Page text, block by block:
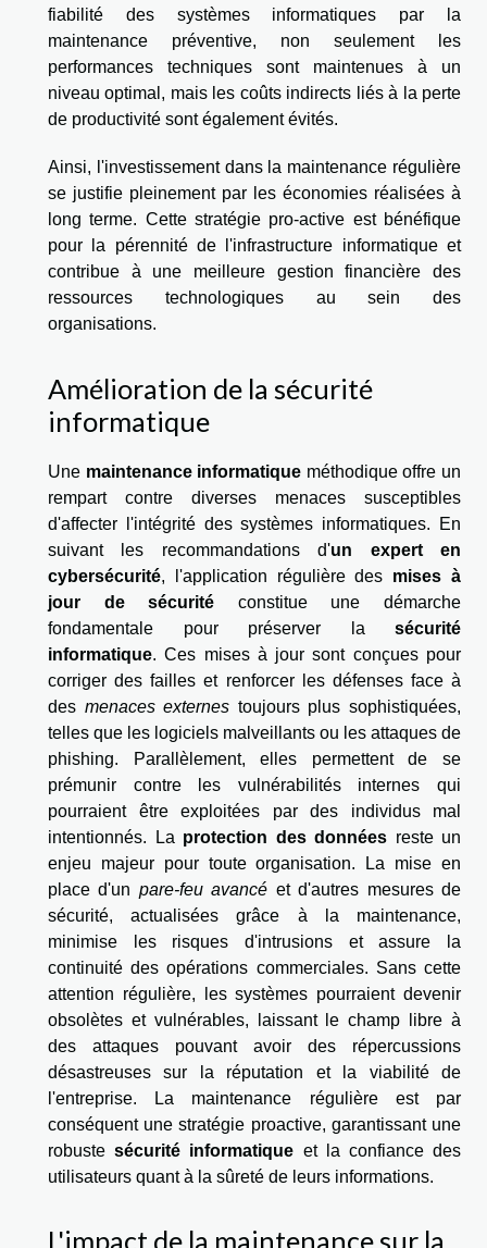
fiabilité des systèmes informatiques par la
maintenance préventive, non seulement les
performances techniques sont maintenues à un
niveau optimal, mais les coûts indirects liés à la perte
de productivité sont également évités.
Ainsi, l'investissement dans la maintenance régulière
se justifie pleinement par les économies réalisées à
long terme. Cette stratégie pro-active est bénéfique
pour la pérennité de l'infrastructure informatique et
contribue à une meilleure gestion financière des
ressources technologiques au sein des
organisations.
Amélioration de la sécurité
informatique
Une maintenance informatique méthodique offre un
rempart contre diverses menaces susceptibles
d'affecter l'intégrité des systèmes informatiques. En
suivant les recommandations d'un expert en
cybersécurité, l'application régulière des mises à
jour de sécurité constitue une démarche
fondamentale pour préserver la sécurité
informatique. Ces mises à jour sont conçues pour
corriger des failles et renforcer les défenses face à
des menaces externes toujours plus sophistiquées,
telles que les logiciels malveillants ou les attaques de
phishing. Parallèlement, elles permettent de se
prémunir contre les vulnérabilités internes qui
pourraient être exploitées par des individus mal
intentionnés. La protection des données reste un
enjeu majeur pour toute organisation. La mise en
place d'un pare-feu avancé et d'autres mesures de
sécurité, actualisées grâce à la maintenance,
minimise les risques d'intrusions et assure la
continuité des opérations commerciales. Sans cette
attention régulière, les systèmes pourraient devenir
obsolètes et vulnérables, laissant le champ libre à
des attaques pouvant avoir des répercussions
désastreuses sur la réputation et la viabilité de
l'entreprise. La maintenance régulière est par
conséquent une stratégie proactive, garantissant une
robustesécurité informatique et la confiance des
utilisateurs quant à la sûreté de leurs informations.
L'impact de la maintenance sur la